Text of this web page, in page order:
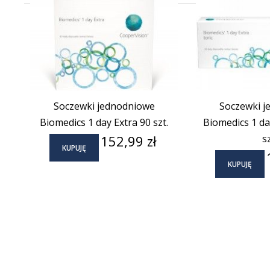
Soczewki jednodniowe
Biomedics 1 day Extra 90 szt.
KUPUJĘ Cena
152,99 zł
Soczewki
Biomedics 1
KUPUJĘ